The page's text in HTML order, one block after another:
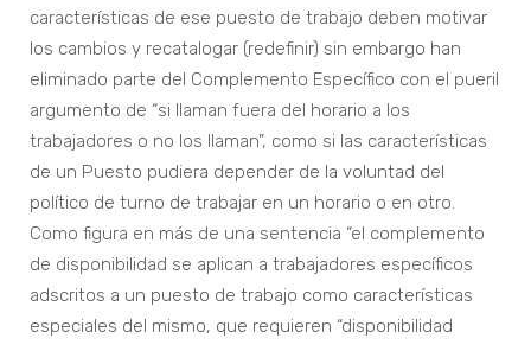
características de ese puesto de trabajo deben motivar
los cambios y recatalogar (redefinir) sin embargo han
eliminado parte del Complemento Específico con el pueril
argumento de “si llaman fuera del horario a los
trabajadores o no los llaman”, como si las características
de un Puesto pudiera depender de la voluntad del
político de turno de trabajar en un horario o en otro.
Como figura en más de una sentencia “el complemento
de disponibilidad se aplican a trabajadores específicos
adscritos a un puesto de trabajo como características
especiales del mismo, que requieren “disponibilidad